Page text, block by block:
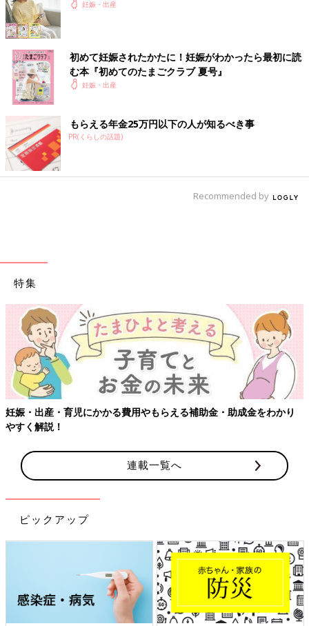
妊娠・出産
初めて妊娠されたかたに！妊娠がわかったら最初に読
む本『初めてのたまごクラブ 夏号』
妊娠・出産
もらえる年金25万円以下の人が知るべき事
PR(くらしの話題)
Recommended by
特集
妊娠・出産・育児にかかる費用やもらえる補助金・助成金をわかり
やすく解説！
連載一覧へ
ピックアップ